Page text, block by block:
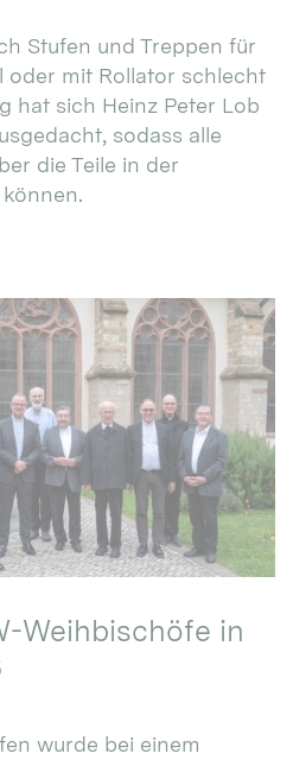
Stufen und Treppen für
oder mit Rollator schlecht
hat sich Heinz Peter Lob
sodass alle
die Teile in der
Weihbischöfe in
wurde bei einem